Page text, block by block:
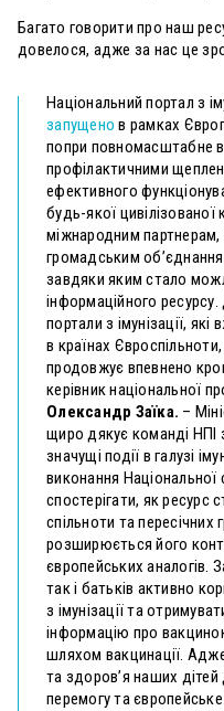
Багато говорити про наш
довелося, адже за нас це
Національний портал з
запущено в рамках
попри повномасштабне
профілактичними
ефективного
будь-якої
міжнародним
громадським
завдяки яким стало
інформаційного
портали з імунізації,
в країнах
продовжує впевнено
керівник національної
Олександр Заїка. –
щиро дякує команді НПІ
значущі події в галузі
виконання Національної
спостерігати, як ресурс
спільноти та пересічних
розширюється його
європейських аналогів.
так і батьків активно
з імунізації та
інформацію про
шляхом вакцинації.
та здоров’я наших
перемогу та